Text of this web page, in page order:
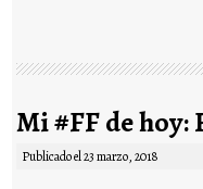
Mi #FF de hoy:
Publicado el23 marzo, 2018